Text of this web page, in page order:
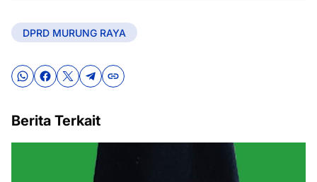
DPRD MURUNG RAYA
Berita Terkait